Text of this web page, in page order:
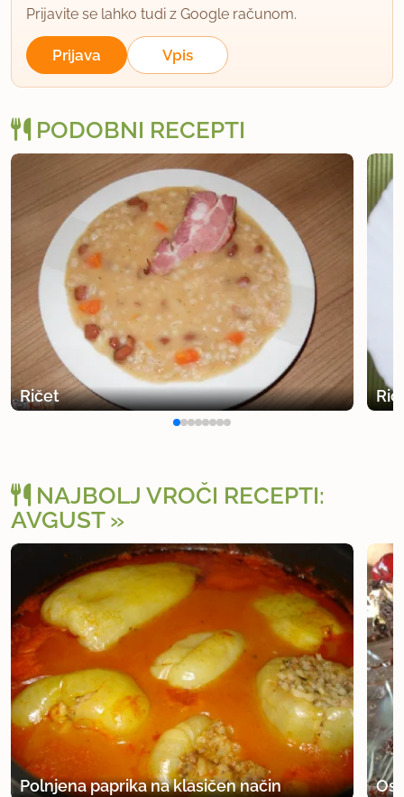
Prijavite se lahko tudi z Google računom.
Prijava Vpis
PODOBNI RECEPTI
Ričet
NAJBOLJ VROČI RECEPTI:
AVGUST
Polnjena paprika na klasičen način